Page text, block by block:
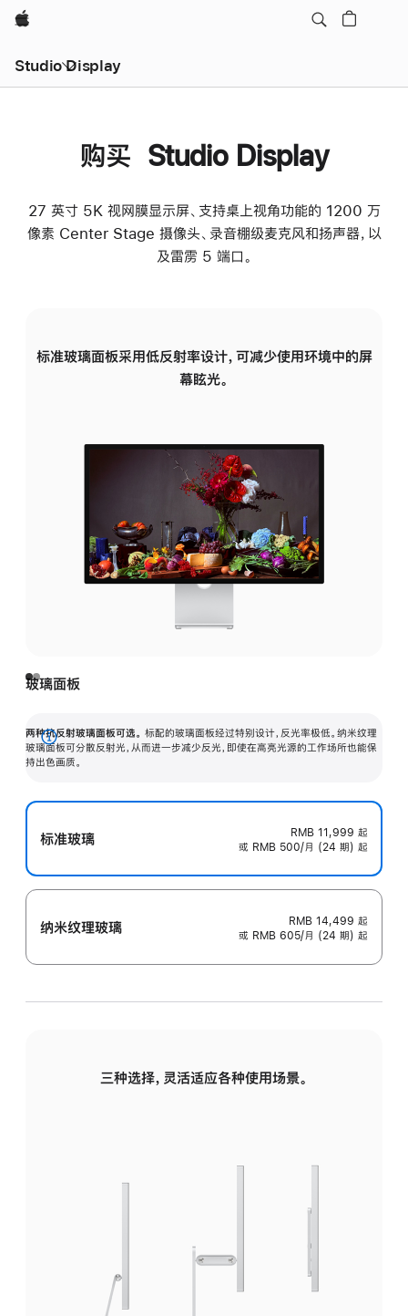
Apple
Studio Display
购买 Studio Display
27 英寸 5K 视网膜显示屏、支持桌上视角功能的 1200 万
像素 Center Stage 摄像头、录音棚级麦克风和扬声器，以
及雷雳 5 端口。
标准玻璃面板采用低反射率设计，可减少使用环境中的屏
幕眩光。
玻璃面板
两种抗反射玻璃面板可选。 标配的玻璃面板经过特别设计，反光率极低。纳米纹理
玻璃面板可分散反射光，从而进一步减少反光，即使在高亮光源的工作场所也能保
持出色画质。
展
开
标准玻璃 RMB 11,999 起
或 RMB 500/月 (24 期) 起
纳米纹理玻璃 RMB 14,499 起
或 RMB 605/月 (24 期) 起
三种选择，灵活适应各种使用场景。